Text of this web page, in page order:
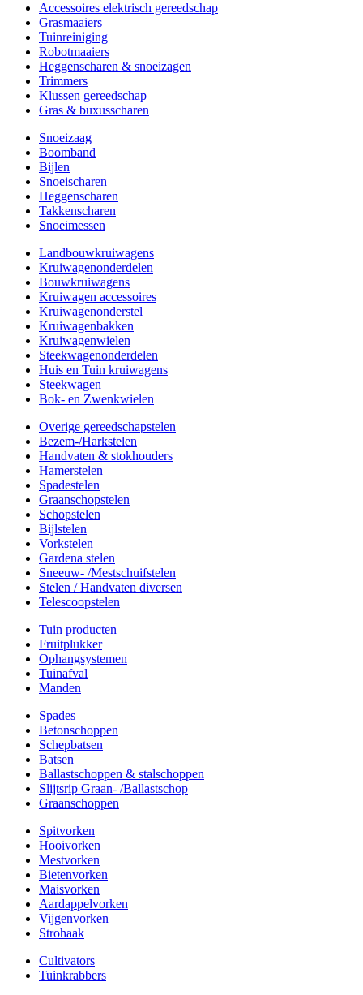
Accessoires elektrisch gereedschap
Grasmaaiers
Tuinreiniging
Robotmaaiers
Heggenscharen & snoeizagen
Trimmers
Klussen gereedschap
Gras & buxusscharen
Snoeizaag
Boomband
Bijlen
Snoeischaren
Heggenscharen
Takkenscharen
Snoeimessen
Landbouwkruiwagens
Kruiwagenonderdelen
Bouwkruiwagens
Kruiwagen accessoires
Kruiwagenonderstel
Kruiwagenbakken
Kruiwagenwielen
Steekwagenonderdelen
Huis en Tuin kruiwagens
Steekwagen
Bok- en Zwenkwielen
Overige gereedschapstelen
Bezem-/Harkstelen
Handvaten & stokhouders
Hamerstelen
Spadestelen
Graanschopstelen
Schopstelen
Bijlstelen
Vorkstelen
Gardena stelen
Sneeuw- /Mestschuifstelen
Stelen / Handvaten diversen
Telescoopstelen
Tuin producten
Fruitplukker
Ophangsystemen
Tuinafval
Manden
Spades
Betonschoppen
Schepbatsen
Batsen
Ballastschoppen & stalschoppen
Slijtsrip Graan- /Ballastschop
Graanschoppen
Spitvorken
Hooivorken
Mestvorken
Bietenvorken
Maisvorken
Aardappelvorken
Vijgenvorken
Strohaak
Cultivators
Tuinkrabbers